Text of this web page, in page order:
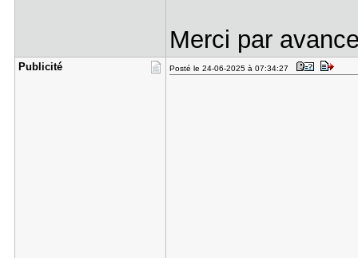
Merci par
Publicité Posté le 24-06-2025 à 07:34:27